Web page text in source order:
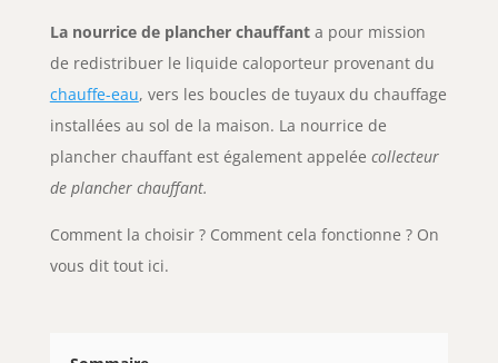
La nourrice de plancher chauffanta pour mission
de redistribuer le liquide caloporteur provenant du
chauffe-eau, vers les boucles de tuyaux du chauffage
installées au sol de la maison. La nourrice de
plancher chauffant est également appelée collecteur
de plancher chauffant.
Comment la choisir ? Comment cela fonctionne ? On
vous dit tout ici.